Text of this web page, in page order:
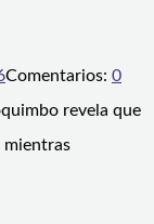
Comentarios: 0
revela que
mientras